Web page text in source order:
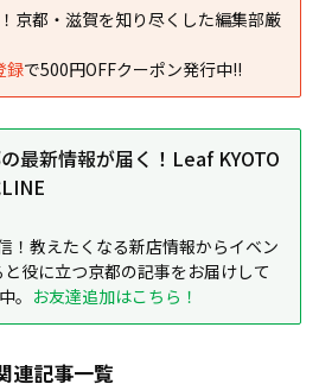
京都・滋賀を知り尽くした編集部厳
録で500円OFFクーポン発行中!!
最新情報が届く！Leaf KYOTO
！教えたくなる新店情報からイベン
と役に立つ京都の記事をお届けして
。 お友達追加はこちら！
連記事一覧